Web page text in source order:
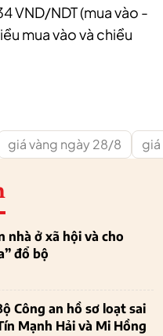
VND/NDT (mua vào -
mua vào và chiều
giá vàng ngày 28/8
nhà ở xã hội và cho
đổ bộ
Công an hồ sơ loạt sai
Mạnh Hải và Mi Hồng